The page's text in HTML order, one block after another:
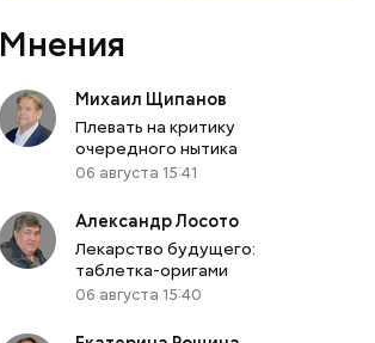
Мнения
Михаил Щипанов
Плевать на критику
очередного нытика
06 августа 15:41
Александр Лосото
Лекарство будущего:
таблетка-оригами
06 августа 15:40